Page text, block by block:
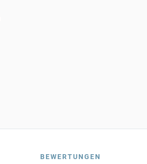
BEWERTUNGEN